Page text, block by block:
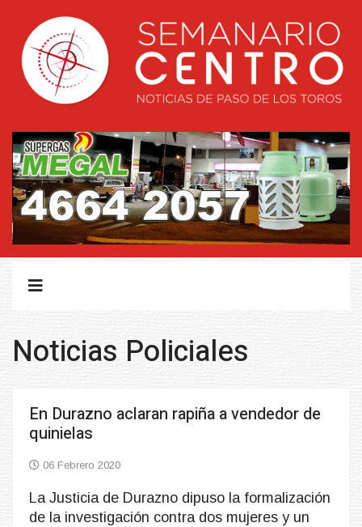
Noticias Policiales
En Durazno aclaran rapiña a vendedor de
quinielas
06 Febrero 2020
La Justicia de Durazno dipuso la formalización
de la investigación contra dos mujeres y un